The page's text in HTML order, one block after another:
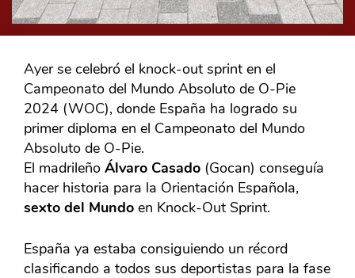
Ayer se celebró el knock-out sprint en el
Campeonato del Mundo Absoluto de O-Pie
2024 (WOC), donde España ha logrado su
primer diploma en el Campeonato del Mundo
Absoluto de O-Pie.
El madrileño Álvaro Casado (Gocan) conseguía
hacer historia para la Orientación Española,
sexto del Mundo en Knock-Out Sprint.
España ya estaba consiguiendo un récord
clasificando a todos sus deportistas para la fase